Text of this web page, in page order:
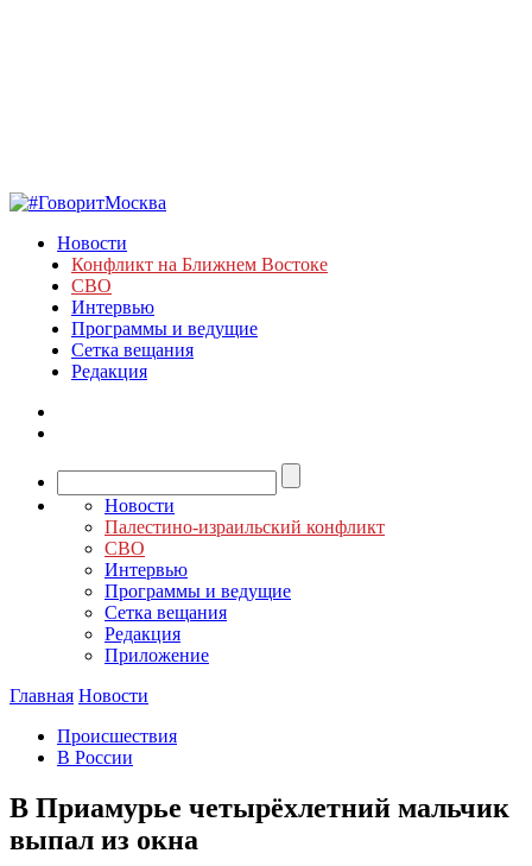
Новости
Конфликт на Ближнем Востоке
СВО
Интервью
Программы и ведущие
Сетка вещания
Редакция
Новости
Палестино-израильский конфликт
СВО
Интервью
Программы и ведущие
Сетка вещания
Редакция
Приложение
Главная Новости
Происшествия
В России
В Приамурье четырёхлетний мальчик
выпал из окна